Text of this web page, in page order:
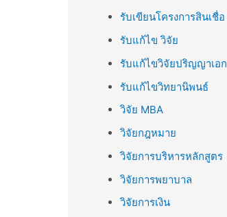
รับเขียนโครงการสินเชื่อ
รับแก้ไข วิจัย
รับแก้ไขวิจัยปริญญาเอก
รับแก้ไขวิทยานิพนธ์
วิจัย MBA
วิจัยกฎหมาย
วิจัยการบริหารหลักสูตร
วิจัยการพยาบาล
วิจัยการเงิน